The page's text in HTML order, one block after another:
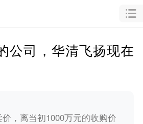
公司，华清飞扬现在
，离当初1000万元的收购价